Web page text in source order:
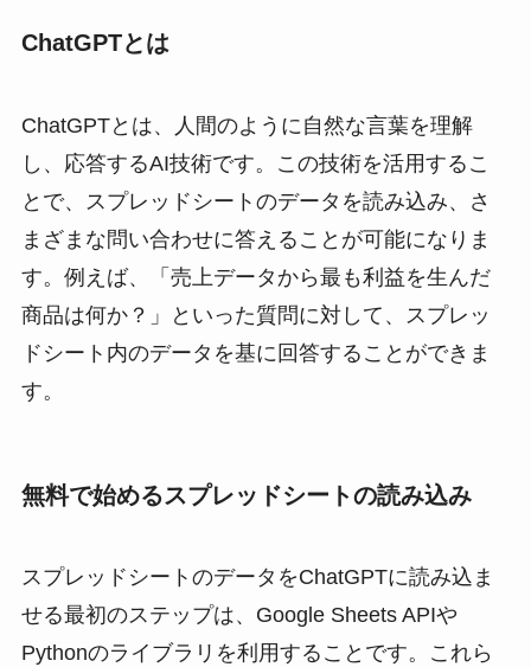
ChatGPTとは
ChatGPTとは、人間のように自然な言葉を理解
し、応答するAI技術です。この技術を活用するこ
とで、スプレッドシートのデータを読み込み、さ
まざまな問い合わせに答えることが可能になりま
す。例えば、「売上データから最も利益を生んだ
商品は何か？」といった質問に対して、スプレッ
ドシート内のデータを基に回答することができま
す。
無料で始めるスプレッドシートの読み込み
スプレッドシートのデータをChatGPTに読み込ま
せる最初のステップは、Google Sheets APIや
Pythonのライブラリを利用することです。これら